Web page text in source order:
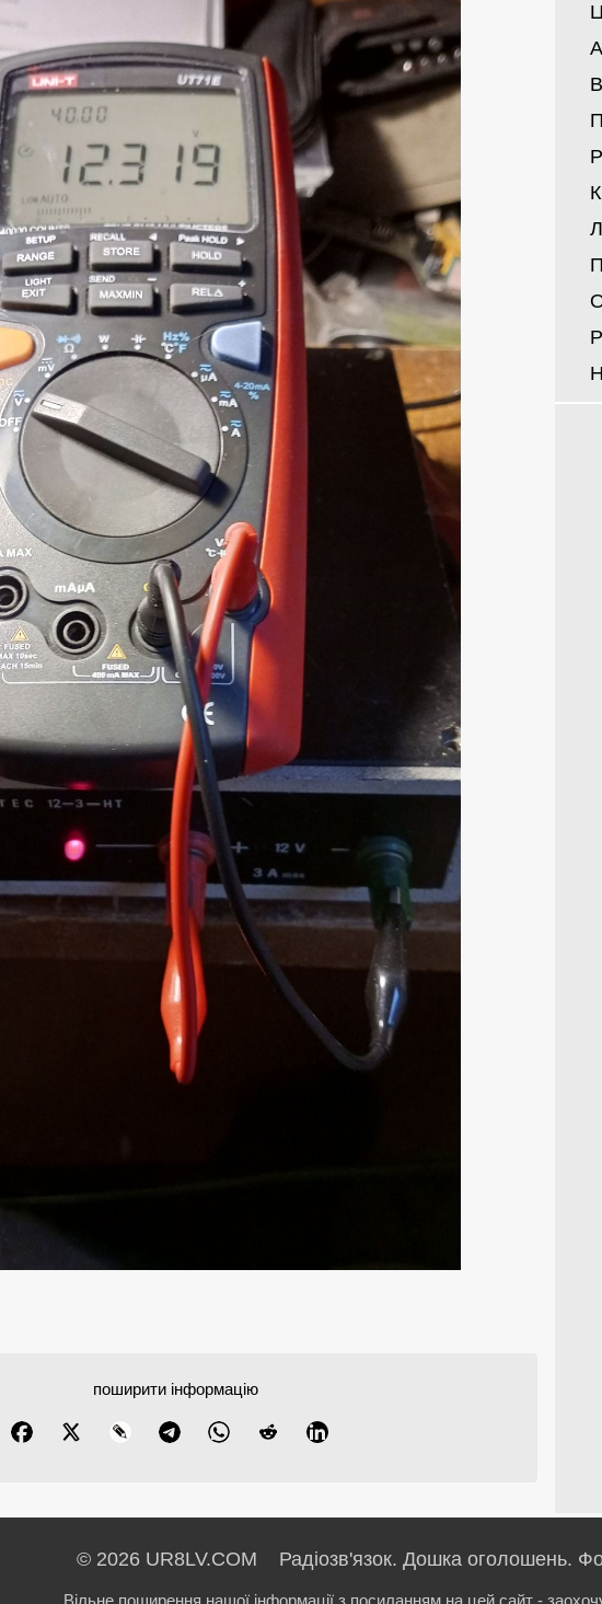
поширити інформацію
© 2026 UR8LV.COM Радіозв'язок. Дошка оголошень.
Вільне поширення нашої інформації з посиланням на цей сайт -